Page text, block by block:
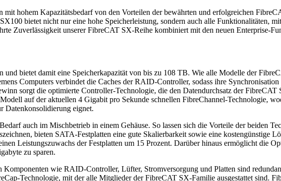
hohem Kapazitätsbedarf von den Vorteilen der bewährten und erfolgreichen
bietet nicht nur eine hohe Speicherleistung, sondern auch alle Funktionalitäten,
Zuverlässigkeit unserer FibreCAT SX-Reihe kombiniert mit den neuen Enterprise-
bietet damit eine Speicherkapazität von bis zu 108 TB. Wie alle Modelle der
Computers verbindet die Caches der RAID-Controller, sodass ihre
sorgt die optimierte Controller-Technologie, die den Datendurchsatz der
auf der aktuellen 4 Gigabit pro Sekunde schnellen FibreChannel-Technologie,
Datenkonsolidierung eignet.
auch im Mischbetrieb in einem Gehäuse. So lassen sich die Vorteile der beiden
bieten SATA-Festplatten eine gute Skalierbarkeit sowie eine kostengünstige
Leistungszuwachs der Festplatten um 15 Prozent. Darüber hinaus ermöglicht die
zu sparen.
wie RAID-Controller, Lüfter, Stromversorgung und Platten sind
Technologie, mit der alle Mitglieder der FibreCAT SX-Familie ausgestattet sind.